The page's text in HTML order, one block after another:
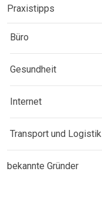
Praxistipps
Büro
Gesundheit
Internet
Transport und Logistik
bekannte Gründer